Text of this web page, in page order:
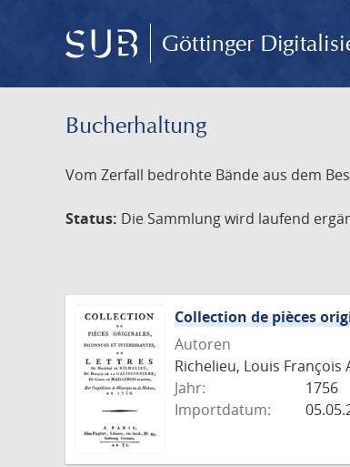
Göttinger
Bucherhaltung
Vom Zerfall bedrohte Bände aus dem
Status: Die Sammlung wird laufend
Collection de pièces
Autoren
Richelieu, Louis
Jahr:
1756
Importdatum: